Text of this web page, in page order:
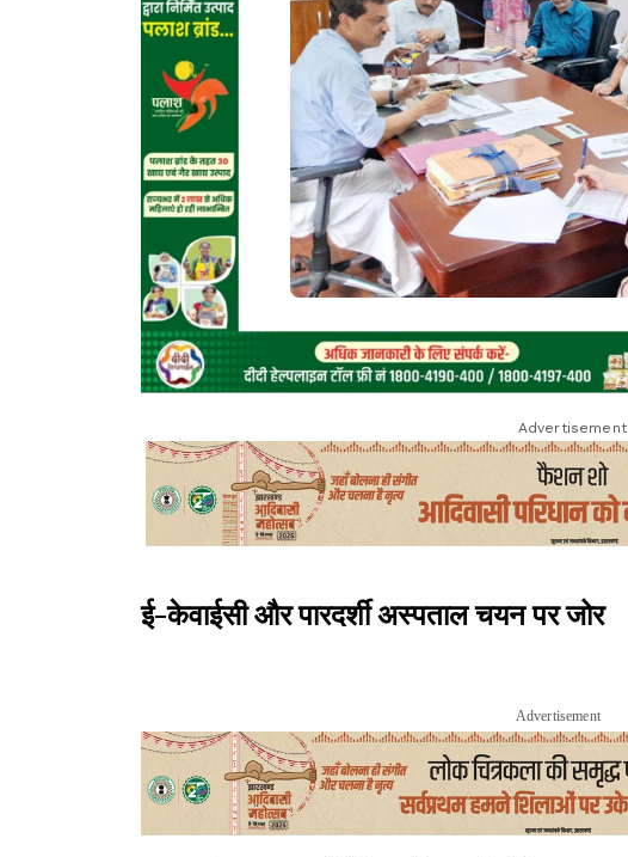
Advertisement
ई-केवाईसी और पारदर्शी अस्पताल चयन पर जोर
Advertisement